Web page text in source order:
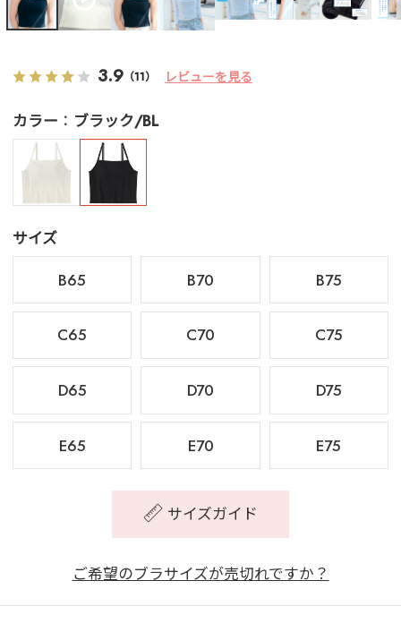
3.9 （11） レビューを見る
カラー ブラック/BL
サイズ
B65
B70 B75
C65 C70 C75
D65 D70 D75
E65 E70 E75
サイズガイド
ご希望のブラサイズが売切れですか？